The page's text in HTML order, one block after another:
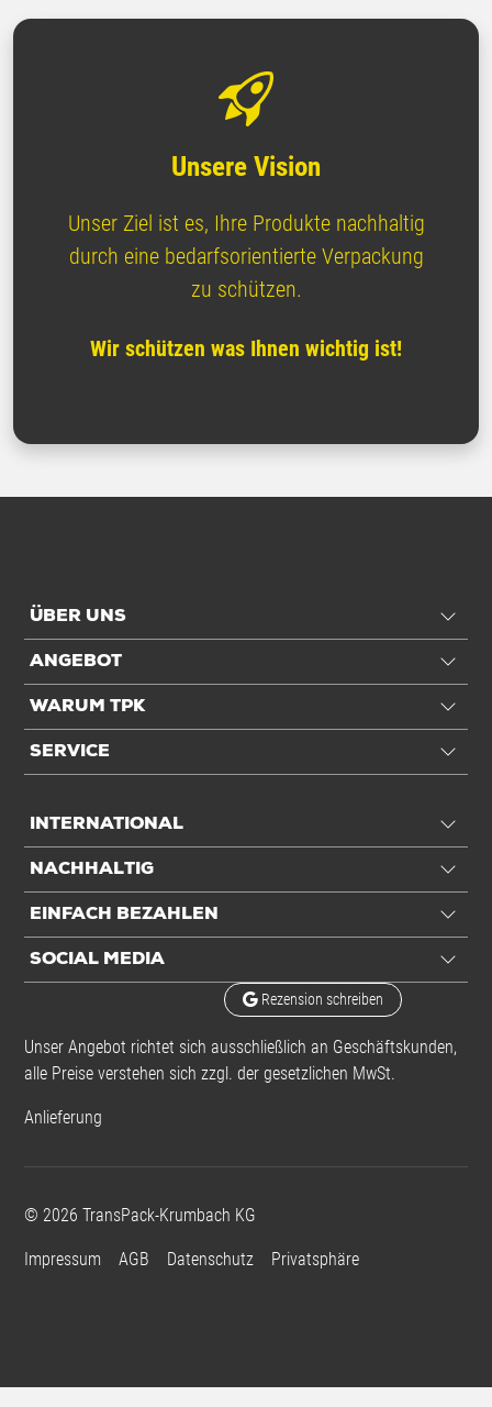
Unsere Vision
Unser Ziel ist es, Ihre Produkte nachhaltig
durch eine bedarfsorientierte Verpackung
zu schützen.
Wir schützen was Ihnen wichtig ist!
ÜBER UNS
ANGEBOT
WARUM TPK
SERVICE
INTERNATIONAL
NACHHALTIG
EINFACH BEZAHLEN
SOCIAL MEDIA
Rezension schreiben
Unser Angebot richtet sich ausschließlich an Geschäftskunden,
alle Preise verstehen sich zzgl. der gesetzlichen MwSt.
Anlieferung
© 2026 TransPack-Krumbach KG
Impressum AGB Datenschutz Privatsphäre